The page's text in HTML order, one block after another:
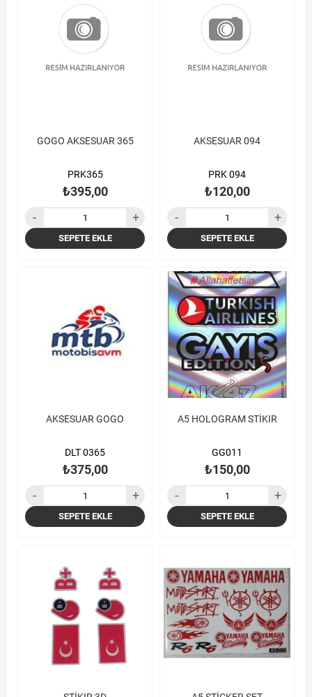
GOGO AKSESUAR 365
PRK365
₺395,00
SEPETE EKLE
AKSESUAR 094
PRK 094
₺120,00
SEPETE EKLE
AKSESUAR GOGO
DLT 0365
₺375,00
SEPETE EKLE
A5 HOLOGRAM STİKIR
GG011
₺150,00
SEPETE EKLE